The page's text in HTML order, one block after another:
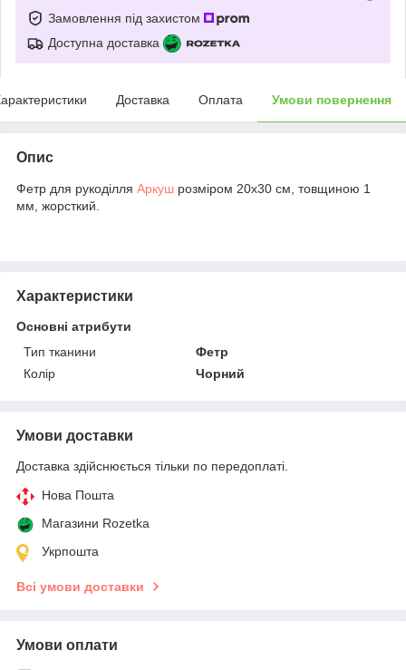
Замовлення під захистом
Доступна доставка
Доставка Оплата Умови повернення
Опис
Фетр для рукоділля Аркуш розміром 20х30 см, товщиною 1
мм, жорсткий.
Характеристики
Основні атрибути
Тип тканини
Фетр
Колір
Чорний
Умови доставки
Доставка здійснюється тільки по передоплаті.
Нова Пошта
Магазини Rozetka
Укрпошта
Всі умови доставки
Умови оплати